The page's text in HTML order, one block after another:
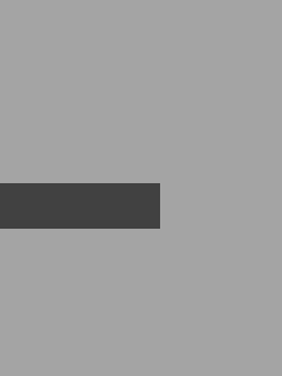
số lượng